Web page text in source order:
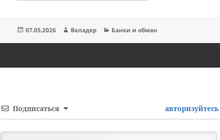
Опубликовано
07.05.2026 Автор
Вкладер Рубрики
Банки и обман
Подписаться авторизуйтесь